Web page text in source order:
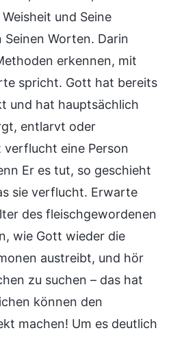
und Seine
Worten. Darin
erkennen, mit
spricht. Gott hat bereits
und hat hauptsächlich
entlarvt oder
eine Person
Er es tut, so geschieht
sie verflucht. Erwarte
des fleischgewordenen
wie Gott wieder die
austreibt, und hör
zu suchen – das hat
können den
machen! Um es deutlich